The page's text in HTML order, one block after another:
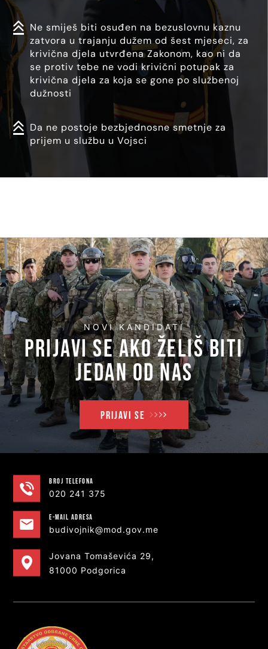
Ne smiješ biti osuđen na bezuslovnu kaznu
zatvora u trajanju dužem od šest mjeseci, za
krivična djela utvrđena Zakonom, kao ni da
se protiv tebe ne vodi krivični potupak za
krivična djela za koja se gone po službenoj
dužnosti
Da ne postoje bezbjednosne smetnje za
prijem u službu u Vojsci
NOVI KANDIDATI
PRIJAVI SE AKO ŽELIŠ BITI
JEDAN OD NAS
PRIJAVI SE
Broj telefona
020 241 375
e-MAIL ADRESA
budivojnik@mod.gov.me
Jovana Tomaševića 29,
81000 Podgorica